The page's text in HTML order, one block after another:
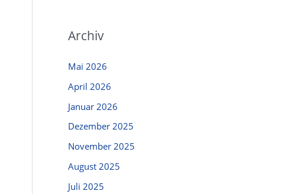
Archiv
Mai 2026
April 2026
Januar 2026
Dezember 2025
November 2025
August 2025
Juli 2025